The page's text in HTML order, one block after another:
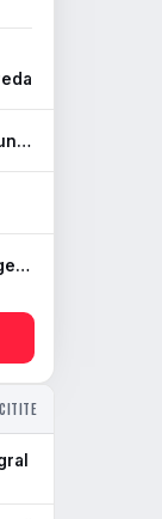
Dinamo Bucuresti – FC Voluntari
Universitatea Craiova – Arges Pitesti